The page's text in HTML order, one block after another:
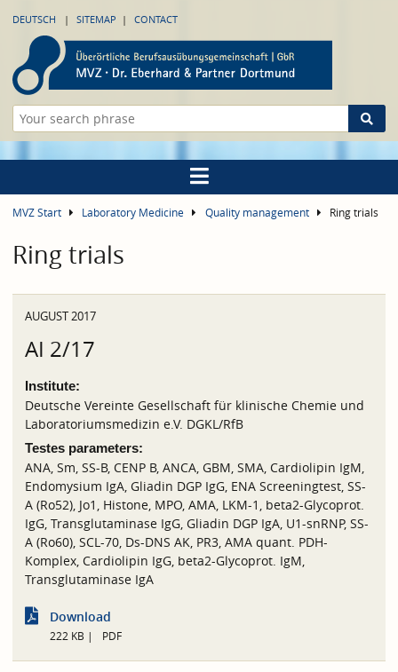
DEUTSCH SITEMAP CONTACT
MVZ Start Laboratory Medicine Quality management Ring trials
Ring trials
AUGUST 2017
AI 2/17
Institute:
Deutsche Vereinte Gesellschaft für klinische Chemie und
Laboratoriumsmedizin e.V. DGKL/RfB
Testes parameters:
ANA, Sm, SS-B, CENP B, ANCA, GBM, SMA, Cardiolipin IgM,
Endomysium IgA, Gliadin DGP IgG, ENA Screeningtest, SS-
A (Ro52), Jo1, Histone, MPO, AMA, LKM-1, beta2-Glycoprot.
IgG, Transglutaminase IgG, Gliadin DGP IgA, U1-snRNP, SS-
A (Ro60), SCL-70, Ds-DNS AK, PR3, AMA quant. PDH-
Komplex, Cardiolipin IgG, beta2-Glycoprot. IgM,
Transglutaminase IgA
Download
222 KB PDF